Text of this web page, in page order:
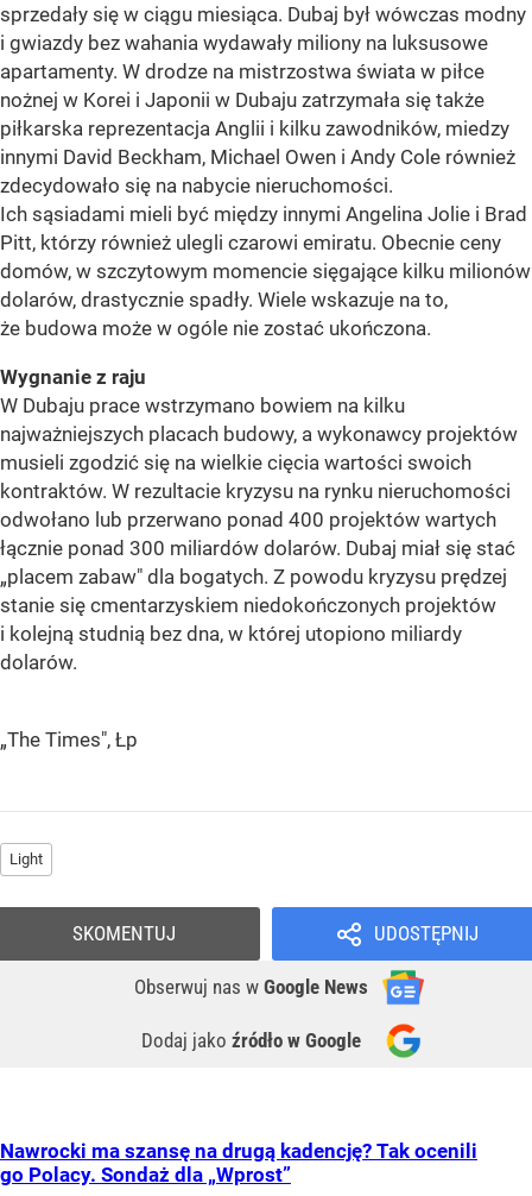
sprzedały się w ciągu miesiąca. Dubaj był wówczas modny
i gwiazdy bez wahania wydawały miliony na luksusowe
apartamenty. W drodze na mistrzostwa świata w piłce
nożnej w Korei i Japonii w Dubaju zatrzymała się także
piłkarska reprezentacja Anglii i kilku zawodników, miedzy
innymi David Beckham, Michael Owen i Andy Cole również
zdecydowało się na nabycie nieruchomości.
Ich sąsiadami mieli być między innymi Angelina Jolie i Brad
Pitt, którzy również ulegli czarowi emiratu. Obecnie ceny
domów, w szczytowym momencie sięgające kilku milionów
dolarów, drastycznie spadły. Wiele wskazuje na to,
że budowa może w ogóle nie zostać ukończona.
Wygnanie z raju
W Dubaju prace wstrzymano bowiem na kilku
najważniejszych placach budowy, a wykonawcy projektów
musieli zgodzić się na wielkie cięcia wartości swoich
kontraktów. W rezultacie kryzysu na rynku nieruchomości
odwołano lub przerwano ponad 400 projektów wartych
łącznie ponad 300 miliardów dolarów. Dubaj miał się stać
„placem zabaw" dla bogatych. Z powodu kryzysu prędzej
stanie się cmentarzyskiem niedokończonych projektów
i kolejną studnią bez dna, w której utopiono miliardy
dolarów.
„The Times", Łp
Light
UDOSTĘPNIJ
Obserwuj nas w Google News
Dodaj jako źródło w Google
SKOMENTUJ
Nawrocki ma szansę na drugą kadencję? Tak ocenili
go Polacy. Sondaż dla „Wprost”